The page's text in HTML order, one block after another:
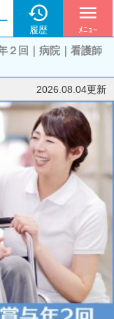

履歴
menu
ﾒﾆｭｰ
２回｜病院｜看護師
2026.08.04更新